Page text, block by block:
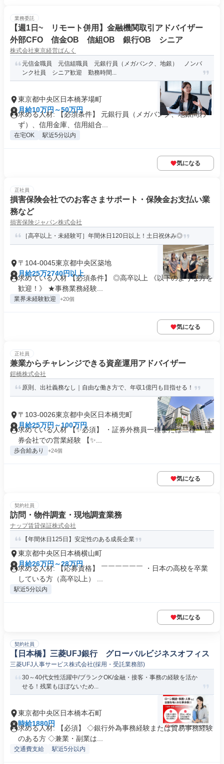
業務委託
【週1日~ リモート併用】金融機関取引アドバイザー
外部CFO 信金OB 信組OB 銀行OB シニア
株式会社東京経営ばんく
元信金職員 元信組職員 元銀行員（メガバンク、地銀） ノンバ
ンク社員 シニア歓迎 勤務時間...
東京都中央区日本橋茅場町
月給10万円～50万円
求める人材: 【必須条件】 元銀行員（メガバンク、地銀問わ
ず）、信用金庫、信用組合...
在宅OK 駅近5分以内
気になる
正社員
損害保険会社でのお客さまサポート・保険金お支払い業
務など
損害保険ジャパン株式会社
［高卒以上・未経験可］年間休日120日以上！土日祝休み◎
〒104-0045東京都中央区築地
月給25万2740円以上
求めている人材 【必須条件】 ◎高卒以上 《以下のような方を
歓迎！》 ★事務業務経験...
業界未経験歓迎 +20個
気になる
正社員
兼業からチャレンジできる資産運用アドバイザー
鎧橋株式会社
原則、出社義務なし｜自由な働き方で、年収1億円も目指せる！
〒103-0026東京都中央区日本橋兜町
月給25万円～100万円
求めている人材 【✨必須】 ・証券外務員一種または二種 ・証
券会社での営業経験 【✨...
歩合給あり +24個
気になる
契約社員
訪問・物件調査・現地調査業務
ナップ賃貸保証株式会社
【年間休日125日】安定性のある成長企業
東京都中央区日本橋横山町
月給26万円～28万円
求める人材: 【応募資格】 ￣￣￣￣￣￣ ・日本の高校を卒業
している方（高卒以上） ...
駅近5分以内
気になる
契約社員
【日本橋】三菱UFJ銀行 グローバルビジネスオフィス
三菱UFJ人事サービス株式会社(採用・受託業務部)
30～40代女性活躍中/ブランクOK/金融・接客・事務の経験を活か
せる！残業もほぼないため...
東京都中央区日本橋本石町
時給1880円
求める人材: 【必須】 ◇銀行外為事務経験または貿易事務経験
のある方 ◇兼業・副業は...
交通費支給 駅近5分以内